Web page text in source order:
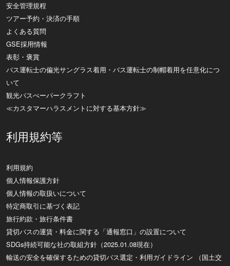
安全管理規程
ツアー予約・決済の手順
よくある質問
GSE採用情報
表彰・褒賞
バス運転士の偏光サングラス着用・バス運転士の制帽着用を任意化につ
いて
観光バスぺーパークラフト
≪カスタマーハラスメントに対する基本方針≫
利用規約等
利用規約
個人情報保護方針
個人情報の取扱いについて
特定商取引に基づく表記
旅行約款・旅行条件書
貸切バスの運賃・料金に関する「通報窓口」の設置について
SDGs持続可能な社の取組方針（2025.01.08現在）
輸送の安全を確保するための貸切バス選定・利用ガイドライン （国土交